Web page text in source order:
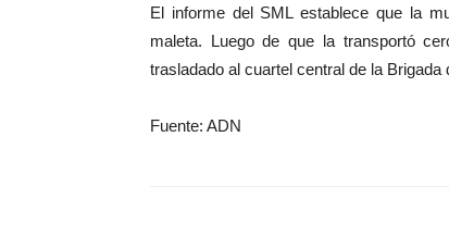
El informe del SML establece que la
maleta. Luego de que la transportó
trasladado al cuartel central de la
Fuente: ADN